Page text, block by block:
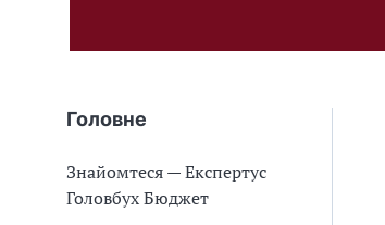
Головне
Знайомтеся — Експертус
Головбух Бюджет